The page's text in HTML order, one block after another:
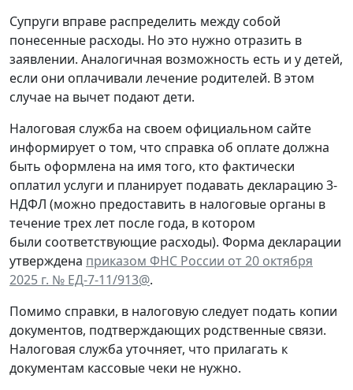
Супруги вправе распределить между собой
понесенные расходы. Но это нужно отразить в
заявлении. Аналогичная возможность есть и у детей,
если они оплачивали лечение родителей. В этом
случае на вычет подают дети.
Налоговая служба на своем официальном сайте
информирует о том, что справка об оплате должна
быть оформлена на имя того, кто фактически
оплатил услуги и планирует подавать декларацию 3-
НДФЛ (можно предоставить в налоговые органы в
течение трех лет после года, в котором
были соответствующие расходы). Форма декларации
утверждена приказом ФНС России от 20 октября
2025 г. № ЕД-7-11/913@.
Помимо справки, в налоговую следует подать копии
документов, подтверждающих родственные связи.
Налоговая служба уточняет, что прилагать к
документам кассовые чеки не нужно.